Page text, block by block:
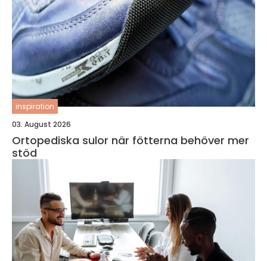
inspiration
03. August 2026
Ortopediska sulor när fötterna behöver mer
stöd